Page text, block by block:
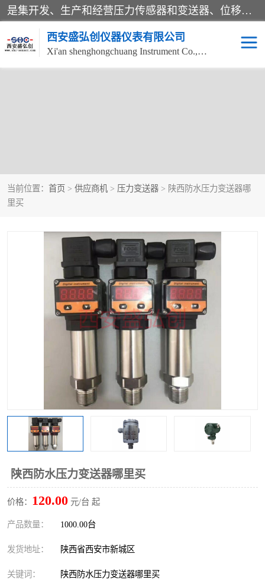
是集开发、生产和经营压力传感器和变送器、位移传感器和变送器、流量传感器和变送器、称重传感器和变送器、测力传感器和变送器、温湿度传感器和变送器、扭矩传感器、智能数显控制仪表等产品的化高新技术企业。
西安盛弘创仪器仪表有限公司
Xi'an shenghongchuang Instrument Co., Ltd
当前位置： 首页 > 供应商机 > 压力变送器 > 陕西防水压力变送器哪
里买
陕西防水压力变送器哪里买
价格： 120.00 元/台 起
产品数量： 1000.00台
发货地址： 陕西省西安市新城区
关键词： 陕西防水压力变送器哪里买